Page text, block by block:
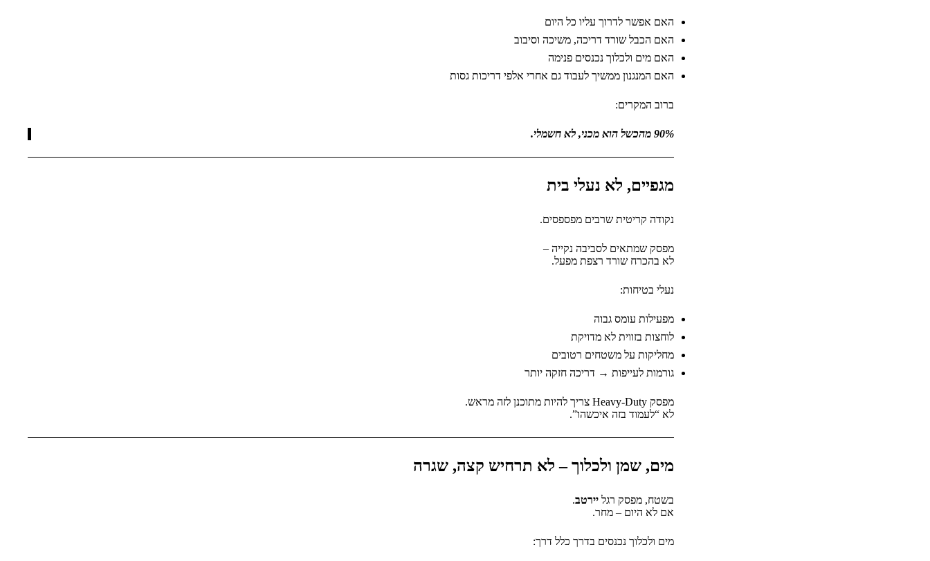
האם אפשר לדרוך עליו כל היום
האם הכבל שורד דריכה, משיכה וסיבוב
האם מים ולכלוך נכנסים פנימה
האם המנגנון ממשיך לעבוד גם אחרי אלפי דריכות גסות
ברוב המקרים:
90% מהכשל הוא מכני, לא חשמלי.
מגפיים, לא נעלי בית
נקודה קריטית שרבים מפספסים.
מפסק שמתאים לסביבה נקייה –
לא בהכרח שורד רצפת מפעל.
נעלי בטיחות:
מפעילות עומס גבוה
לוחצות בזווית לא מדויקת
מחליקות על משטחים רטובים
גורמות לעייפות → דריכה חזקה יותר
מפסק Heavy-Duty צריך להיות מתוכנן לזה מראש.
לא “לעמוד בזה איכשהו”.
מים, שמן ולכלוך – לא תרחיש קצה, שגרה
בשטח, מפסק רגל יירטב.
אם לא היום – מחר.
מים ולכלוך נכנסים בדרך כלל דרך: